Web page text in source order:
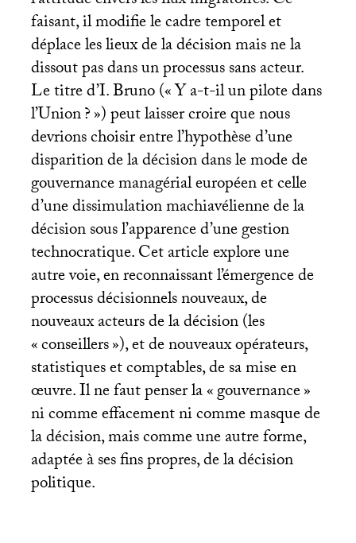
faisant, il modifie le cadre temporel et
déplace les lieux de la décision mais ne la
dissout pas dans un processus sans acteur.
Le titre d’I. Bruno («Y a-t-il un pilote dans
l’Union?») peut laisser croire que nous
devrions choisir entre l’hypothèse d’une
disparition de la décision dans le mode de
gouvernance managérial européen et celle
d’une dissimulation machiavélienne de la
décision sous l’apparence d’une gestion
technocratique. Cet article explore une
autre voie, en reconnaissant l’émergence de
processus décisionnels nouveaux, de
nouveaux acteurs de la décision (les
«conseillers»), et de nouveaux opérateurs,
statistiques et comptables, de sa mise en
œuvre. Il ne faut penser la «gouvernance»
ni comme effacement ni comme masque de
la décision, mais comme une autre forme,
adaptée à ses fins propres, de la décision
politique.